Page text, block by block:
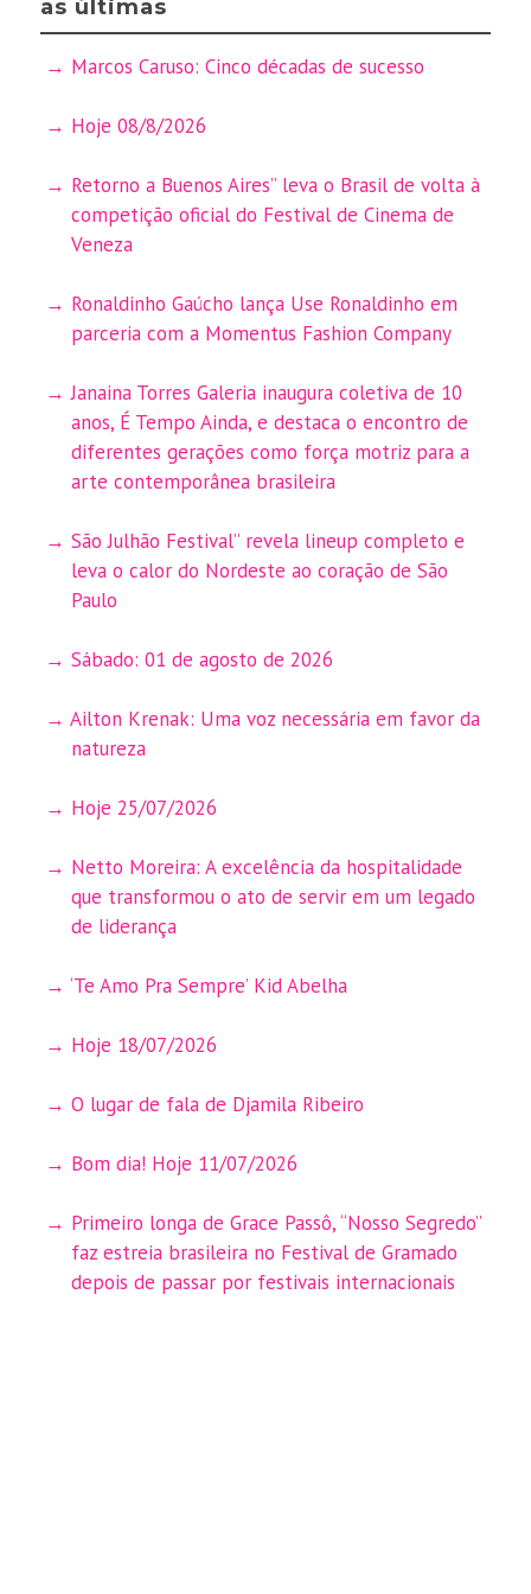
as últimas
Marcos Caruso: Cinco décadas de sucesso
Hoje 08/8/2026
Retorno a Buenos Aires” leva o Brasil de volta à
competição oficial do Festival de Cinema de
Veneza
Ronaldinho Gaúcho lança Use Ronaldinho em
parceria com a Momentus Fashion Company
Janaina Torres Galeria inaugura coletiva de 10
anos, É Tempo Ainda, e destaca o encontro de
diferentes gerações como força motriz para a
arte contemporânea brasileira
São Julhão Festival” revela lineup completo e
leva o calor do Nordeste ao coração de São
Paulo
Sábado: 01 de agosto de 2026
Ailton Krenak: Uma voz necessária em favor da
natureza
Hoje 25/07/2026
Netto Moreira: A excelência da hospitalidade
que transformou o ato de servir em um legado
de liderança
‘Te Amo Pra Sempre’ Kid Abelha
Hoje 18/07/2026
O lugar de fala de Djamila Ribeiro
Bom dia! Hoje 11/07/2026
Primeiro longa de Grace Passô, “Nosso Segredo”
faz estreia brasileira no Festival de Gramado
depois de passar por festivais internacionais